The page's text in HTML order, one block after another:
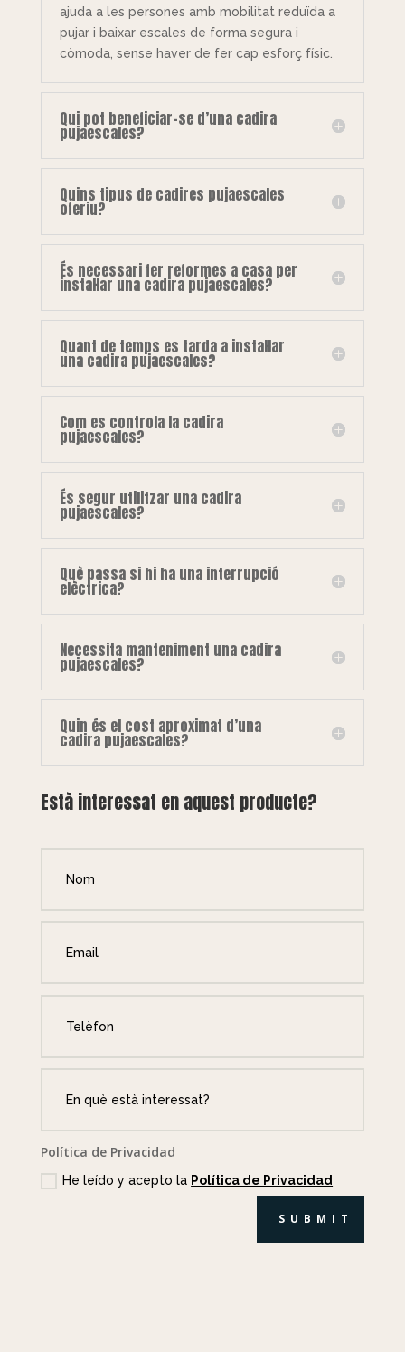
ajuda a les persones amb mobilitat reduïda a
pujar i baixar escales de forma segura i
còmoda, sense haver de fer cap esforç físic.
Qui pot beneficiar-se d’una cadira
pujaescales?
Quins tipus de cadires pujaescales
oferiu?
És necessari fer reformes a casa per
instal·lar una cadira pujaescales?
Quant de temps es tarda a instal·lar
una cadira pujaescales?
Com es controla la cadira
pujaescales?
És segur utilitzar una cadira
pujaescales?
Què passa si hi ha una interrupció
elèctrica?
Necessita manteniment una cadira
pujaescales?
Quin és el cost aproximat d’una
cadira pujaescales?
Està interessat en aquest producte?
Política de Privacidad
He leído y acepto la Política de Privacidad
SUBMIT